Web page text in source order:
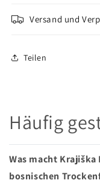
Versand und
Teilen
Häufig
Was macht Krajiška
bosnischen